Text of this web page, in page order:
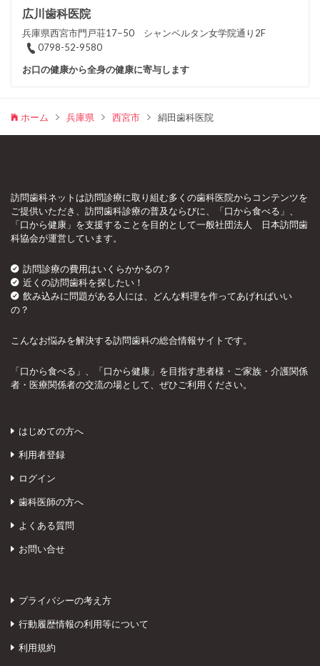
広川歯科医院
兵庫県西宮市門戸荘17−50 シャンベルタン女学院通り2F
0798-52-9580
お口の健康から全身の健康に寄与します
ホーム 兵庫県 西宮市 絹田歯科医院
訪問歯科ネットは訪問診療に取り組む多くの歯科医院からコンテンツを
ご提供いただき、訪問歯科診療の普及ならびに、「口から食べる」、
「口から健康」を支援することを目的として一般社団法人 日本訪問歯
科協会が運営しています。
訪問診療の費用はいくらかかるの？
近くの訪問歯科を探したい！
飲み込みに問題がある人には、どんな料理を作ってあげればいい
の？
こんなお悩みを解決する訪問歯科の総合情報サイトです。
「口から食べる」、「口から健康」を目指す患者様・ご家族・介護関係
者・医療関係者の交流の場として、ぜひご利用ください。
はじめての方へ
利用者登録
ログイン
歯科医師の方へ
よくある質問
お問い合せ
プライバシーの考え方
行動履歴情報の利用等について
利用規約